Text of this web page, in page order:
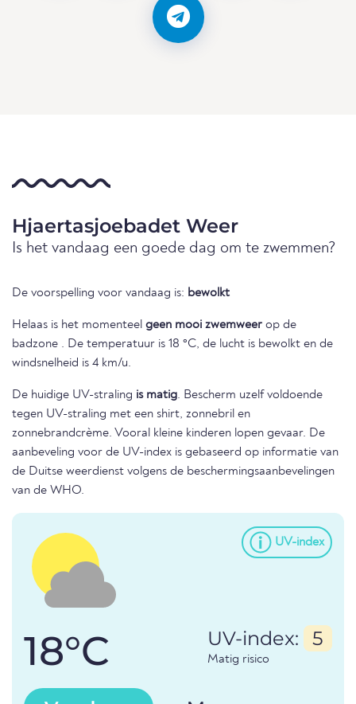
Hjaertasjoebadet Weer
Is het vandaag een goede dag om te zwemmen?
De voorspelling voor vandaag is: bewolkt
Helaas is het momenteel geen mooi zwemweer op de
badzone . De temperatuur is 18 °C, de lucht is bewolkt en de
windsnelheid is 4 km/u.
De huidige UV-straling is matig. Bescherm uzelf voldoende
tegen UV-straling met een shirt, zonnebril en
zonnebrandcrème. Vooral kleine kinderen lopen gevaar. De
aanbeveling voor de UV-index is gebaseerd op informatie van
de Duitse weerdienst volgens de beschermingsaanbevelingen
van de WHO.
UV-index
18°C UV-index: 5
Matig risico